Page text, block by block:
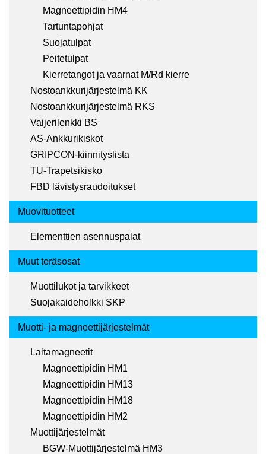
Magneettipidin HM4
Tartuntapohjat
Suojatulpat
Peitetulpat
Kierretangot ja vaarnat M/Rd kierre
Nostoankkurijärjestelmä KK
Nostoankkurijärjestelmä RKS
Vaijerilenkki BS
AS-Ankkurikiskot
GRIPCON-kiinnityslista
TU-Trapetsikisko
FBD lävistysraudoitukset
Muovituotteet
Elementtien asennuspalat
Muut teräsosat
Muottilukot ja tarvikkeet
Suojakaideholkki SKP
Muotti- ja magneettijärjestelmät
Laitamagneetit
Magneettipidin HM1
Magneettipidin HM13
Magneettipidin HM18
Magneettipidin HM2
Muottijärjestelmät
BGW-Muottijärjestelmä HM3